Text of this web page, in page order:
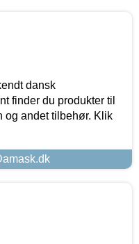
dansk
finder du produkter til
og andet tilbehør. Klik